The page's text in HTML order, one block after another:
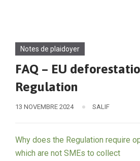
Notes de plaidoyer
FAQ – EU
Regulation
13 NOVEMBRE 2024 SALIF
Why does the Regulation require
which are not SMEs to collect